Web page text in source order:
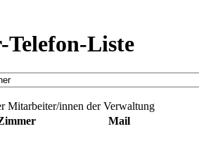
Liste
Mitarbeiter/innen der Verwaltung
Mail